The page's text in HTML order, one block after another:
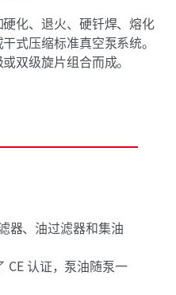
化、退火、硬钎焊、熔化
式压缩标准真空泵系统。
双级旋片组合而成。
器、油过滤器和集油
CE 认证，泵油随泵一